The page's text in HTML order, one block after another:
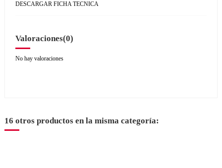
DESCARGAR FICHA TECNICA
Valoraciones(0)
No hay valoraciones
16 otros productos en la misma categoría: